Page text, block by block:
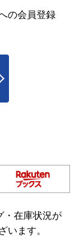
の会員登録
・在庫状況が
います。